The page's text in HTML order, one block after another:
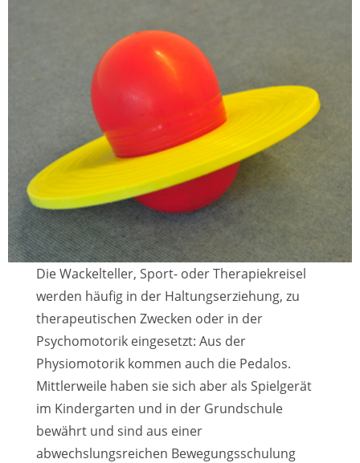
Die Wackelteller, Sport- oder Therapiekreisel
werden häufig in der Haltungserziehung, zu
therapeutischen Zwecken oder in der
Psychomotorik eingesetzt: Aus der
Physiomotorik kommen auch die Pedalos.
Mittlerweile haben sie sich aber als Spielgerät
im Kindergarten und in der Grundschule
bewährt und sind aus einer
abwechslungsreichen Bewegungsschulung